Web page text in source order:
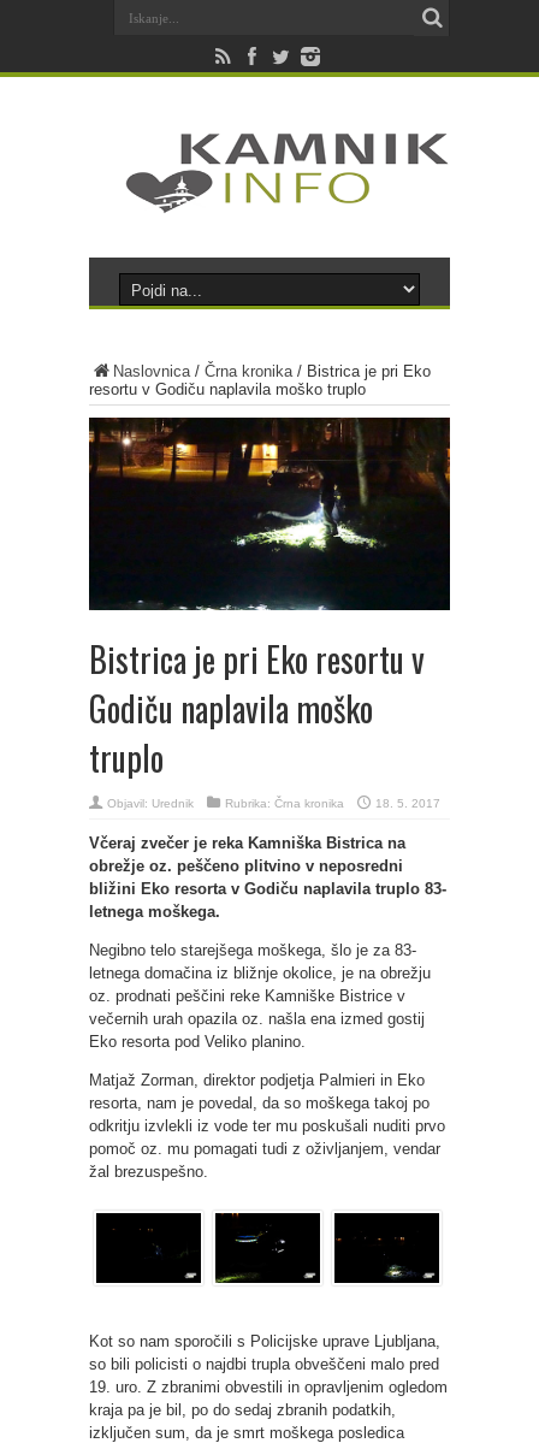
Naslovnica/ Črna kronika/ Bistrica je pri Eko
resortu v Godiču naplavila moško truplo
Bistrica je pri Eko resortu v
Godiču naplavila moško
truplo
Objavil: Urednik Rubrika: Črna kronika 18. 5. 2017
Včeraj zvečer je reka Kamniška Bistrica na
obrežje oz. peščeno plitvino v neposredni
bližini Eko resorta v Godiču naplavila truplo 83-
letnega moškega.
Negibno telo starejšega moškega, šlo je za 83-
letnega domačina iz bližnje okolice, je na obrežju
oz. prodnati peščini reke Kamniške Bistrice v
večernih urah opazila oz. našla ena izmed gostij
Eko resorta pod Veliko planino.
Matjaž Zorman, direktor podjetja Palmieri in Eko
resorta, nam je povedal, da so moškega takoj po
odkritju izvlekli iz vode ter mu poskušali nuditi prvo
pomoč oz. mu pomagati tudi z oživljanjem, vendar
žal brezuspešno.
Kot so nam sporočili s Policijske uprave Ljubljana,
so bili policisti o najdbi trupla obveščeni malo pred
19. uro. Z zbranimi obvestili in opravljenim ogledom
kraja pa je bil, po do sedaj zbranih podatkih,
izključen sum, da je smrt moškega posledica